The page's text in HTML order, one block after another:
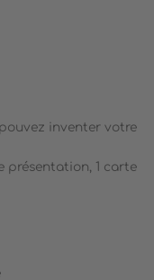
inventer votre
présentation, 1 carte